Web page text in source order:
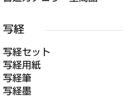
写経セット
写経用紙
写経筆
写経墨